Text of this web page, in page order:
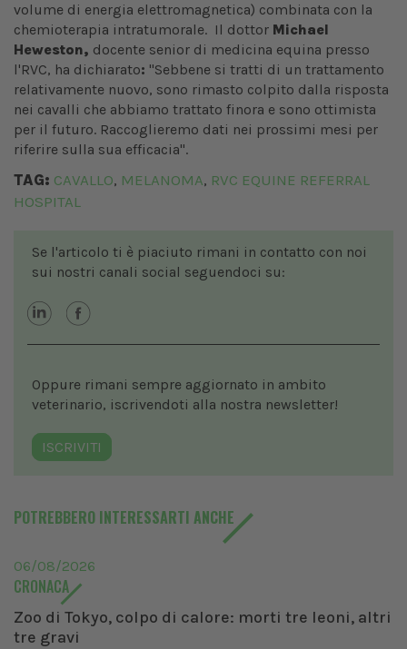
volume di energia elettromagnetica) combinata con la
chemioterapia intratumorale. Il dottor Michael
Heweston, docente senior di medicina equina presso
l'RVC, ha dichiarato: "Sebbene si tratti di un trattamento
relativamente nuovo, sono rimasto colpito dalla risposta
nei cavalli che abbiamo trattato finora e sono ottimista
per il futuro. Raccoglieremo dati nei prossimi mesi per
riferire sulla sua efficacia".
TAG: CAVALLO, MELANOMA, RVC EQUINE REFERRAL
HOSPITAL
Se l'articolo ti è piaciuto rimani in contatto con noi
sui nostri canali social seguendoci su:
Oppure rimani sempre aggiornato in ambito
veterinario, iscrivendoti alla nostra newsletter!
ISCRIVITI
POTREBBERO INTERESSARTI ANCHE
06/08/2026
CRONACA
Zoo di Tokyo, colpo di calore: morti tre leoni, altri
tre gravi